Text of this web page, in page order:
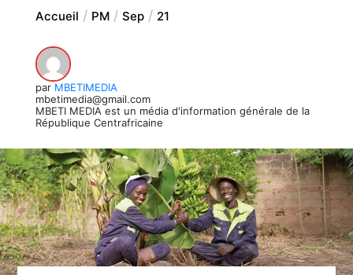
Accueil PM Sep 21
par MBETIMEDIA
mbetimedia@gmail.com
MBETI MEDIA est un média d'information générale de la
République Centrafricaine